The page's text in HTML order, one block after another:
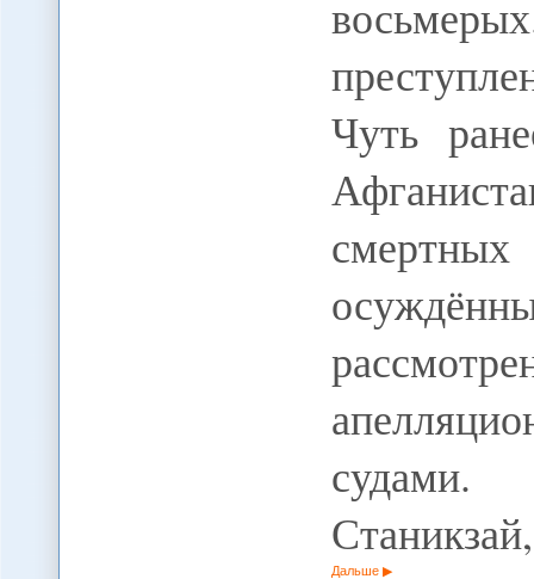
Чуть
Дальше